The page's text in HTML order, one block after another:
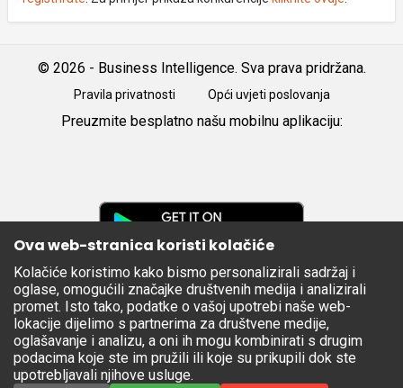
© 2026 - Business Intelligence. Sva prava pridržana.
Pravila privatnosti Opći uvjeti poslovanja
Preuzmite besplatno našu mobilnu aplikaciju:
Apple
Store
Ova web-stranica koristi kolačiće
Kolačiće koristimo kako bismo personalizirali sadržaj i
oglase, omogućili značajke društvenih medija i analizirali
promet. Isto tako, podatke o vašoj upotrebi naše web-
lokacije dijelimo s partnerima za društvene medije,
oglašavanje i analizu, a oni ih mogu kombinirati s drugim
podacima koje ste im pružili ili koje su prikupili dok ste
upotrebljavali njihove usluge.